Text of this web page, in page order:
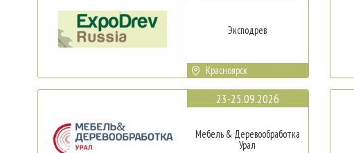
Эксподрев
Красноярск
23-25.09.2026
Мебель & Деревообработка
Урал